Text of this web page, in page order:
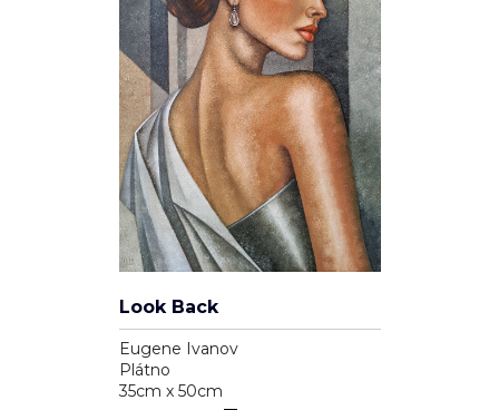
15 810 Kč
Albínsky anjel
Pavol Tarasovič
Jiný podklad
Soukromí a cookies
Používáme cookies pro analytiku (Google Analytics) a reklamní
cílení (Facebook Pixel, Google Ads), abychom zlepšili váš
košík) jsou nutné a vždy aktivní.